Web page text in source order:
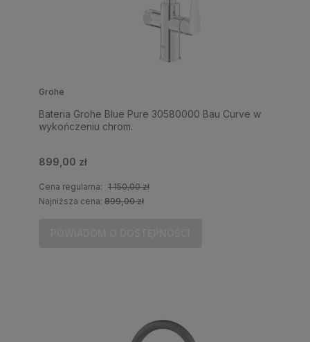
Grohe
Bateria Grohe Blue Pure 30580000 Bau Curve w
wykończeniu chrom.
899,00 zł
Cena regularna: 1 150,00 zł
Najniższa cena: 899,00 zł